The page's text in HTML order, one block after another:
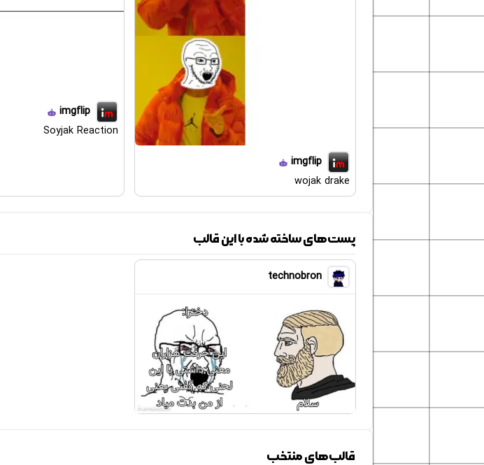
imgflip
wojak drake
imgflip
Soyjak Reaction
پست‌های ساخته شده با این قالب
technobron
قالب‌های منتخب